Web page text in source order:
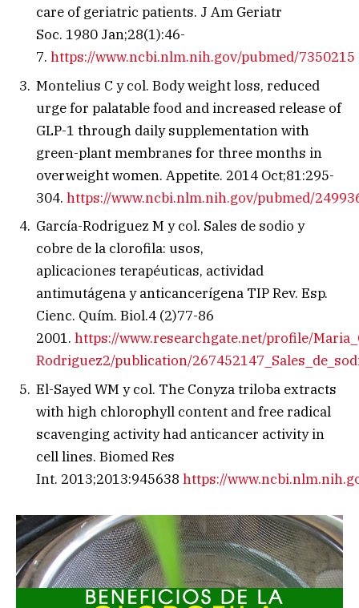
care of geriatric patients. J Am Geriatr
Soc. 1980 Jan;28(1):46-
7. https://www.ncbi.nlm.nih.gov/pubmed/7350215
Montelius C y col. Body weight loss, reduced
urge for palatable food and increased release of
GLP-1 through daily supplementation with
green-plant membranes for three months in
overweight women. Appetite. 2014 Oct;81:295-
304. https://www.ncbi.nlm.nih.gov/pubmed/
García-Rodriguez M y col. Sales de sodio y
cobre de la clorofila: usos,
aplicaciones terapéuticas, actividad
antimutágena y anticancerígena TIP Rev. Esp.
Cienc. Quím. Biol.4 (2)77-86
2001. https://www.researchgate.net/profile/
Rodriguez2/publication/
El-Sayed WM y col. The Conyza triloba extracts
with high chlorophyll content and free radical
scavenging activity had anticancer activity in
cell lines. Biomed Res
Int. 2013;2013:945638 https://